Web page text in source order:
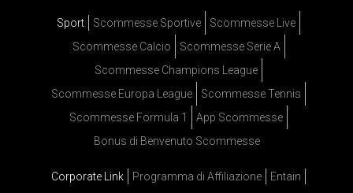
Sport Scommesse Sportive
Scommesse Live
Scommesse Calcio
Scommesse Serie A
Scommesse Champions League
Scommesse Europa League
Scommesse Tennis
Scommesse Formula 1
App Scommesse
Bonus di Benvenuto Scommesse
Corporate Link Programma di Affiliazione
Entain